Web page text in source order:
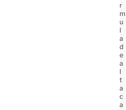
r
m
u
l
a
d
e
a
l
t
a
c
a